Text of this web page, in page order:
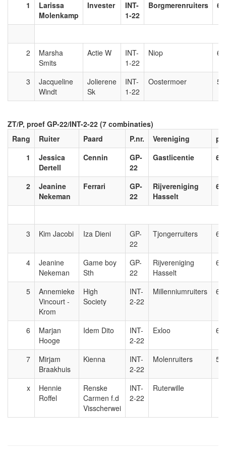
1
Larissa
Molenkamp
Invester
INT-
1-22
Borgmerenruiters
2
Marsha
Smits
Actie W
INT-
1-22
Niop
3
Jacqueline
Windt
Jolierene
Sk
INT-
1-22
Oostermoer
ZT/P, proef GP-22/INT-2-22 (7 combinaties)
Rang
Ruiter Paard P.nr. Vereniging
1
Jessica
Dertell
Cennin
GP-
22
Gastlicentie
2
Jeanine
Nekeman
Ferrari
GP-
22
Rijvereniging
Hasselt
3 Kim Jacobi Iza Dieni
GP-
22
Tjongerruiters
4
Jeanine
Nekeman
Game boy
Sth
GP-
22
Rijvereniging
Hasselt
5
Annemieke
Vincourt -
Krom
High
Society
INT-
2-22
Millenniumruiters
6
Marjan
Hooge
Idem Dito
INT-
2-22
Exloo
7
Mirjam
Braakhuis
Kienna
INT-
2-22
Molenruiters
x
Hennie
Roffel
Renske
Carmen f.d
Visscherwei
INT-
2-22
Ruterwille